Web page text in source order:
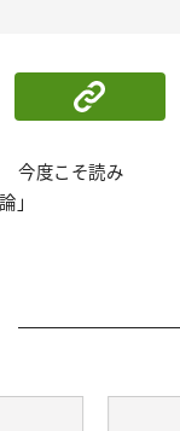
する シ
今度こそ読み
」